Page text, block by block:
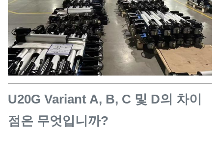
U20G Variant A, B, C 및 D의 차이
점은 무엇입니까?